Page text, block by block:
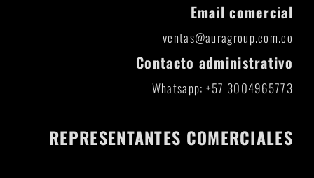
Email comercial
ventas@auragroup.com.co
Contacto administrativo
Whatsapp: +57 3004965773
REPRESENTANTES COMERCIALES